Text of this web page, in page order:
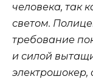
человека, так
светом.
требование
и силой
электрошокер,